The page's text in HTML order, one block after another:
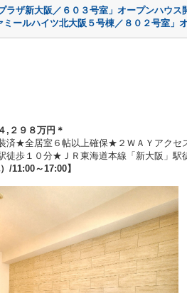
ザ新大阪／６０３号室」オープンハウス
ミールハイツ北大阪５号棟／８０２号室」
,２９８万円 ＊
済★全居室６帖以上確保★２ＷＡＹアクセ
徒歩１０分★ＪＲ東海道本線「新大阪」駅
/11:00～17:00】